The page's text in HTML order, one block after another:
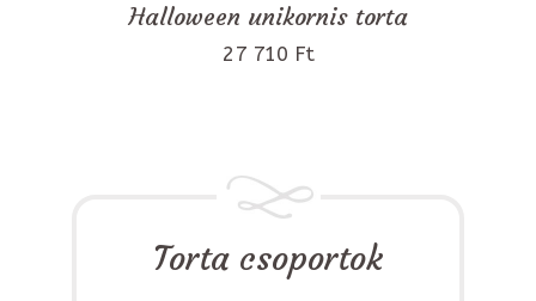
Halloween unikornis torta
27 710 Ft
Torta csoportok